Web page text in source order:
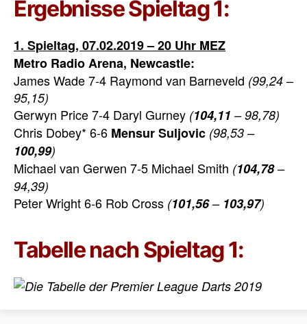
Ergebnisse Spieltag 1:
1. Spieltag, 07.02.2019 – 20 Uhr MEZ
Metro Radio Arena, Newcastle:
James Wade 7-4 Raymond van Barneveld (99,24 –
95,15)
Gerwyn Price 7-4 Daryl Gurney (104,11 – 98,78)
Chris Dobey* 6-6 Mensur Suljovic (98,53 –
100,99)
Michael van Gerwen 7-5 Michael Smith (104,78–
94,39)
Peter Wright 6-6 Rob Cross (101,56– 103,97)
Tabelle nach Spieltag 1: